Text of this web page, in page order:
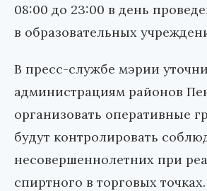
08:00 до 23:00 в день
в образовательных
В пресс-службе мэрии
администрациям районов
организовать оперативные
будут контролировать
несовершеннолетних при
спиртного в торговых точках.